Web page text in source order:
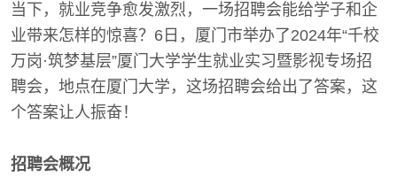
当下，就业竞争愈发激烈，一场招聘会能给学子和企
业带来怎样的惊喜？6日，厦门市举办了2024年“千校
万岗·筑梦基层”厦门大学学生就业实习暨影视专场招
聘会，地点在厦门大学，这场招聘会给出了答案，这
个答案让人振奋！
招聘会概况